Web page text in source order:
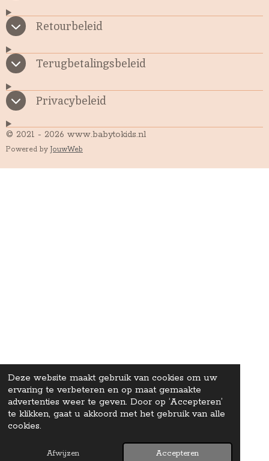
Deze website maakt gebruik van cookies om uw
ervaring te verbeteren en op maat gemaakte
advertenties weer te geven. Door op ‘Accepteren’
te klikken, gaat u akkoord met het gebruik van alle
cookies.
Afwijzen Accepteren
Retourbeleid
Terugbetalingsbeleid
Privacybeleid
© 2021 - 2026 www.babytokids.nl
Powered by JouwWeb